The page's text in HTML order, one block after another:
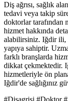
Diş ağrısı, sağlık
tedavi veya takip
doktorlar tarafından
hizmet hakkında
alabilirsiniz. Iğdir ili,
yapıya sahiptir.
farklı branşlarda
dikkat çekmektedir.
hizmetleriyle ön
Iğdir'de sağlığınız